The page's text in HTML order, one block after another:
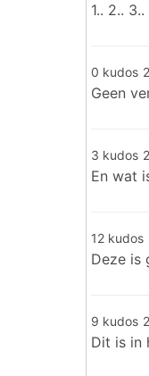
1.. 2..
0 kudos
Geen
3 kudos
En wat
12 kudos
Deze is
9 kudos
Dit is in